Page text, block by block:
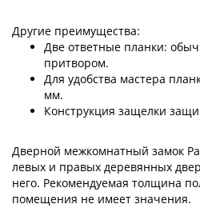
Другие преимущества:
Две ответные планки:
притвором.
Для удобства мастера
мм.
Конструкция защелки
Дверной межкомнатный замок
левых и правых деревянных
него. Рекомендуемая толщина
помещения не имеет значения.